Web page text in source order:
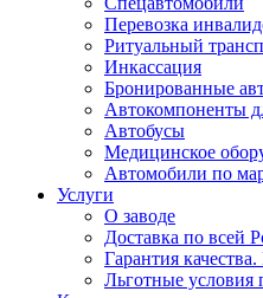
Перевозка
Ритуальный
Инкассация
Бронированные
Автокомпоненты
Автобусы
Медицинское
Автомобили по
Услуги
О заводе
Доставка по всей
Гарантия
Льготные условия